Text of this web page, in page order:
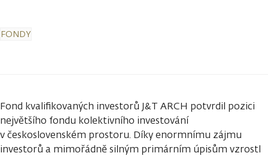
FONDY
Fond kvalifikovaných investorů J&T ARCH potvrdil pozici
největšího fondu kolektivního investování
v československém prostoru. Díky enormnímu zájmu
investorů a mimořádně silným primárním úpisům vzrostl